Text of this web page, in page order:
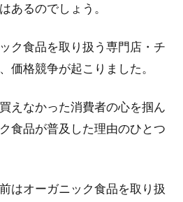
ができる教室は？
そ...
あるのでしょう。
ク食品を取り扱う専門店・チ
価格競争が起こりました。
えなかった消費者の心を掴ん
食品が普及した理由のひとつ
はオーガニック食品を取り扱